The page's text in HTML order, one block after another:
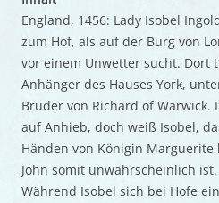
England, 1456: Lady Isobel
zum Hof, als auf der Burg von
vor einem Unwetter sucht. Dort
Anhänger des Hauses York,
Bruder von Richard of Warwick.
auf Anhieb, doch weiß Isobel,
Händen von Königin
John somit unwahrscheinlich ist.
Während Isobel sich bei Hofe